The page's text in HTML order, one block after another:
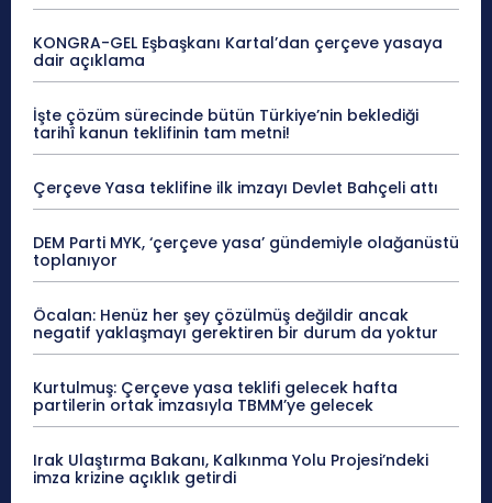
KONGRA-GEL Eşbaşkanı Kartal’dan çerçeve yasaya
dair açıklama
İşte çözüm sürecinde bütün Türkiye’nin beklediği
tarihî kanun teklifinin tam metni!
Çerçeve Yasa teklifine ilk imzayı Devlet Bahçeli attı
DEM Parti MYK, ‘çerçeve yasa’ gündemiyle olağanüstü
toplanıyor
Öcalan: Henüz her şey çözülmüş değildir ancak
negatif yaklaşmayı gerektiren bir durum da yoktur
Kurtulmuş: Çerçeve yasa teklifi gelecek hafta
partilerin ortak imzasıyla TBMM’ye gelecek
Irak Ulaştırma Bakanı, Kalkınma Yolu Projesi’ndeki
imza krizine açıklık getirdi